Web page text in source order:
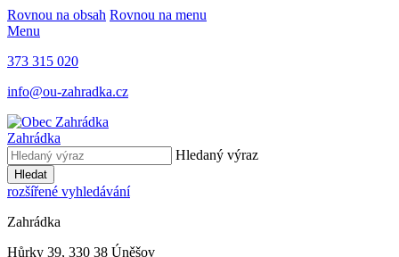
Rovnou na obsah Rovnou na menu
Menu
373 315 020
info@ou-zahradka.cz
Zahrádka
Hledaný výraz
Hledat
rozšířené vyhledávání
Zahrádka
Hůrky 39, 330 38 Úněšov